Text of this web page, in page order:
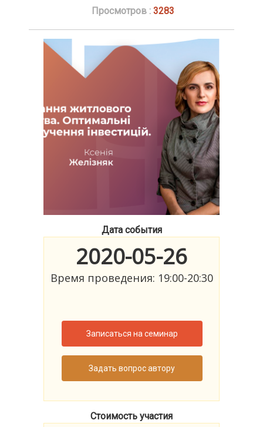
Просмотров : 3283
Дата события
2020-05-26
Время проведения: 19:00-20:30
Записаться на семинар
Задать вопрос автору
Стоимость участия